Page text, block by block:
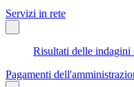
Servizi in rete
Risultati delle indagini
Pagamenti